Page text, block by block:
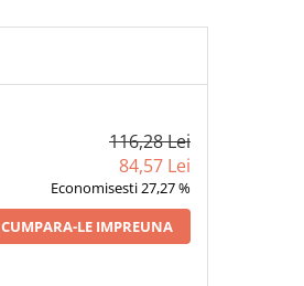
116,28 Lei
84,57 Lei
Economisesti 27,27 %
CUMPARA-LE IMPREUNA